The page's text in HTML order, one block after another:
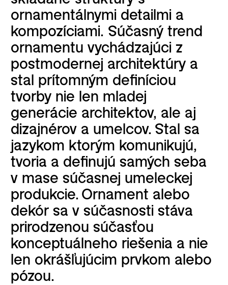
ornamentálnymi detailmi a
kompozíciami. Súčasný trend
ornamentu vychádzajúci z
postmodernej architektúry a
stal prítomným definíciou
tvorby nie len mladej
generácie architektov, ale aj
dizajnérov a umelcov. Stal sa
jazykom ktorým komunikujú,
tvoria a definujú samých seba
v mase súčasnej umeleckej
produkcie. Ornament alebo
dekór sa v súčasnosti stáva
prirodzenou súčasťou
konceptuálneho riešenia a nie
len okrášľujúcim prvkom alebo
pózou.